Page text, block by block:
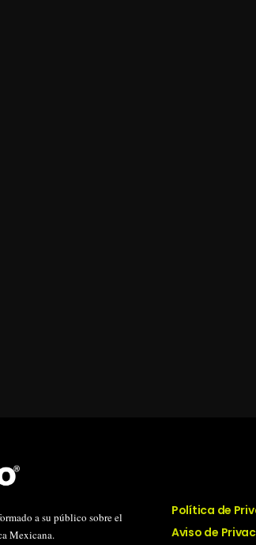
a su público sobre el
Mexicana.
Política de
Aviso de